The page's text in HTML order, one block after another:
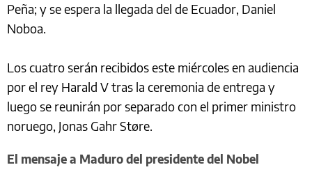
Peña; y se espera la llegada del de Ecuador, Daniel
Noboa.
Los cuatro serán recibidos este miércoles en audiencia
por el rey Harald V tras la ceremonia de entrega y
luego se reunirán por separado con el primer ministro
noruego, Jonas Gahr Støre.
El mensaje a Maduro del presidente del Nobel